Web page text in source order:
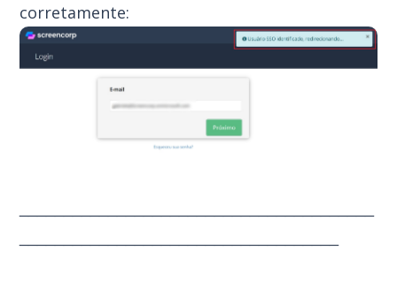
corretamente: